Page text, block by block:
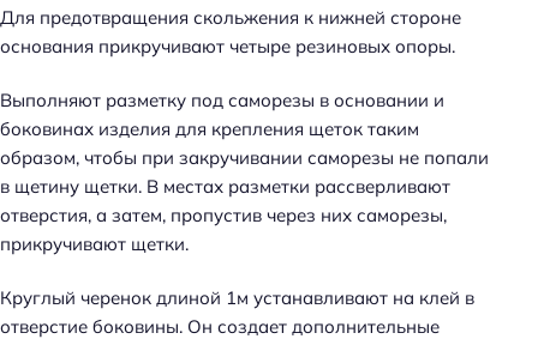
Для предотвращения скольжения к нижней стороне
основания прикручивают четыре резиновых опоры.
Выполняют разметку под саморезы в основании и
боковинах изделия для крепления щеток таким
образом, чтобы при закручивании саморезы не попали
в щетину щетки. В местах разметки рассверливают
отверстия, а затем, пропустив через них саморезы,
прикручивают щетки.
Круглый черенок длиной 1м устанавливают на клей в
отверстие боковины. Он создает дополнительные